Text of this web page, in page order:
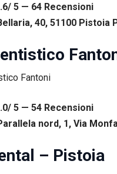
5 — 64 Recensioni
40, 51100 Pistoia
5 — 54 Recensioni
nord, 1, Via
– Pistoia